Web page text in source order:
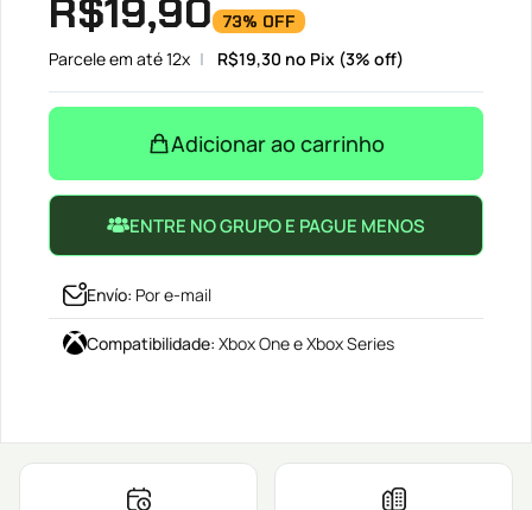
R$19,90 73% OFF
Parcele em até 12x R$19,30 no Pix (3% off)
Adicionar ao carrinho
ENTRE NO GRUPO E PAGUE MENOS
Envío: Por e-mail
Compatibilidade: Xbox One e Xbox Series